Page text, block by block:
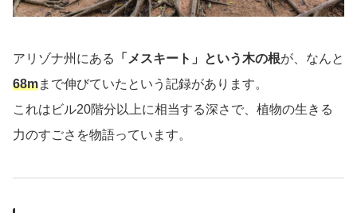
アリゾナ州にある 「メスキート」という木の根が、なんと
68mまで伸びていたという記録があります。
これはビル20階分以上に相当する深さで、植物の生きる
力のすごさを物語っています。